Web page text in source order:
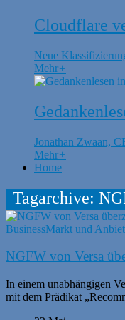
Cloudflare
Neue
Mehr+
Jonathan Zwaan,
Mehr+
Home
Tagarchive:
BusinessMarkt und
NGFW von Versa
In einem unabhängigen
mit dem Prädikat